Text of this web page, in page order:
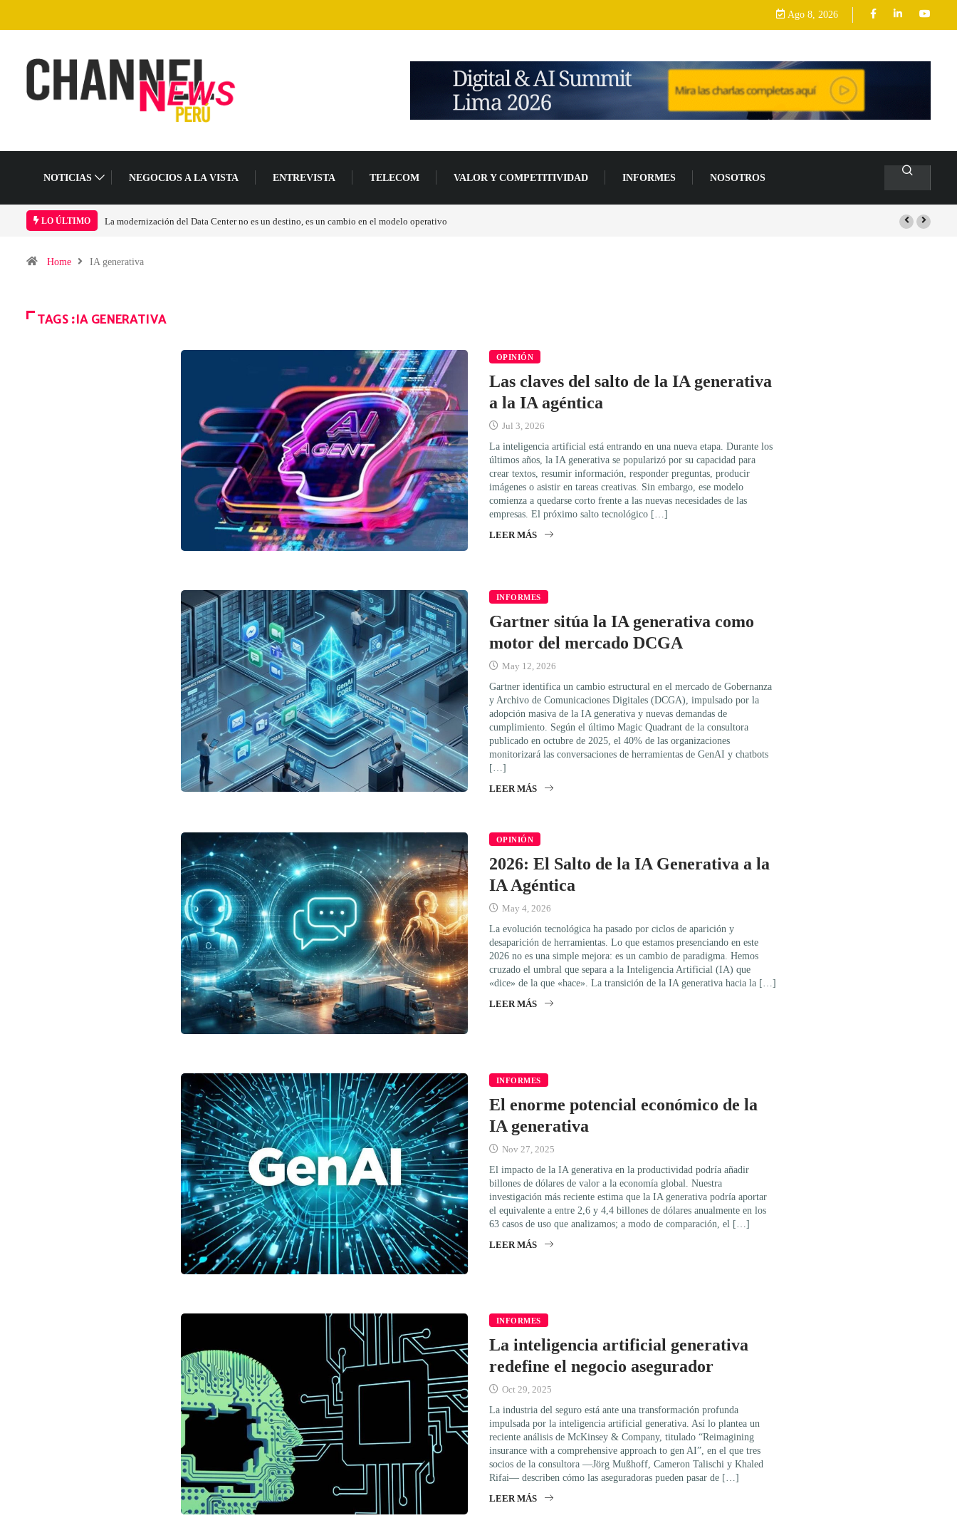
Ago 8, 2026
NOTICIAS NEGOCIOS A LA VISTA ENTREVISTA TELECOM VALOR Y COMPETITIVIDAD INFORMES NOSOTROS
LO ÚLTIMO Los ingresos por semiconductores aumentarán más de un 94 % en 2026
Home IA generativa
TAGS :IA GENERATIVA
OPINIÓN
Las claves del salto de la IA generativa
a la IA agéntica
Jul 3, 2026
La inteligencia artificial está entrando en una nueva etapa. Durante los
últimos años, la IA generativa se popularizó por su capacidad para
crear textos, resumir información, responder preguntas, producir
imágenes o asistir en tareas creativas. Sin embargo, ese modelo
comienza a quedarse corto frente a las nuevas necesidades de las
empresas. El próximo salto tecnológico […]
LEER MÁS
INFORMES
Gartner sitúa la IA generativa como
motor del mercado DCGA
May 12, 2026
Gartner identifica un cambio estructural en el mercado de Gobernanza
y Archivo de Comunicaciones Digitales (DCGA), impulsado por la
adopción masiva de la IA generativa y nuevas demandas de
cumplimiento. Según el último Magic Quadrant de la consultora
publicado en octubre de 2025, el 40% de las organizaciones
monitorizará las conversaciones de herramientas de GenAI y chatbots
[…]
LEER MÁS
OPINIÓN
2026: El Salto de la IA Generativa a la
IA Agéntica
May 4, 2026
La evolución tecnológica ha pasado por ciclos de aparición y
desaparición de herramientas. Lo que estamos presenciando en este
2026 no es una simple mejora: es un cambio de paradigma. Hemos
cruzado el umbral que separa a la Inteligencia Artificial (IA) que
«dice» de la que «hace». La transición de la IA generativa hacia la […]
LEER MÁS
INFORMES
El enorme potencial económico de la
IA generativa
Nov 27, 2025
El impacto de la IA generativa en la productividad podría añadir
billones de dólares de valor a la economía global. Nuestra
investigación más reciente estima que la IA generativa podría aportar
el equivalente a entre 2,6 y 4,4 billones de dólares anualmente en los
63 casos de uso que analizamos; a modo de comparación, el […]
LEER MÁS
INFORMES
La inteligencia artificial generativa
redefine el negocio asegurador
Oct 29, 2025
La industria del seguro está ante una transformación profunda
impulsada por la inteligencia artificial generativa. Así lo plantea un
reciente análisis de McKinsey & Company, titulado “Reimagining
insurance with a comprehensive approach to gen AI”, en el que tres
socios de la consultora —Jörg Mußhoff, Cameron Talischi y Khaled
Rifai— describen cómo las aseguradoras pueden pasar de […]
LEER MÁS